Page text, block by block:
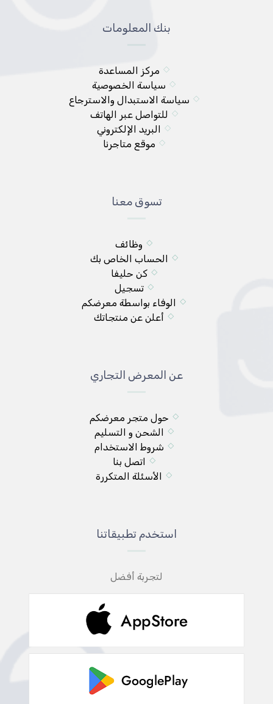
بنك المعلومات
مركز المساعدة
سياسة الخصوصية
سياسة الاستبدال والاسترجاع
للتواصل عبر الهاتف
البريد الإلكتروني
موقع متاجرنا
تسوق معنا
وظائف
الحساب الخاص بك
كن حليفا
تسجيل
الوفاء بواسطة معرضكم
أعلن عن منتجاتك
عن المعرض التجاري
حول متجر معرضكم
الشحن و التسليم
شروط الاستخدام
اتصل بنا
الأسئلة المتكررة
استخدم تطبيقاتنا
لتجربة أفضل